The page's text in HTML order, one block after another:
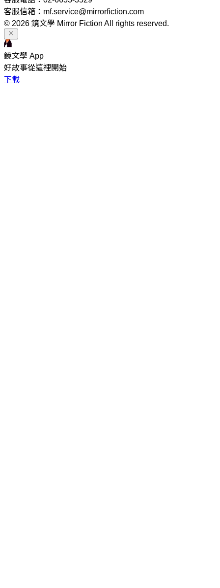
客服信箱：mf.service@mirrorfiction.com
© 2026 鏡文學 Mirror Fiction All rights reserved.
鏡文學 App
好故事從這裡開始
下載